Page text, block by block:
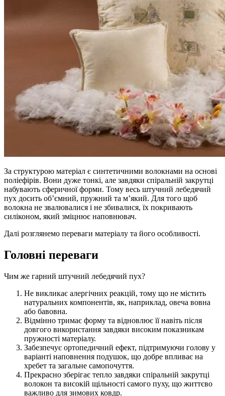
За структурою матеріал є синтетичними волокнами на основі
поліефірів. Вони дуже тонкі, але завдяки спіральній закрутці
набувають сферичної форми. Тому весь штучний лебедячий
пух досить об’ємний, пружний та м’який. Для того щоб
волокна не звалювалися і не збивалися, їх покривають
силіконом, який зміцнює наповнювач.
Далі розглянемо переваги матеріалу та його особливості.
Головні переваги
Чим же гарний штучний лебедячий пух?
Не викликає алергічних реакцій, тому що не містить
натуральних компонентів, як, наприклад, овеча вовна
або бавовна.
Відмінно тримає форму та відновлює її навіть після
довгого використання завдяки високим показникам
пружності матеріалу.
Забезпечує ортопедичний ефект, підтримуючи голову у
варіанті наповнення подушок, що добре впливає на
хребет та загальне самопочуття.
Прекрасно зберігає тепло завдяки спіральній закрутці
волокон та високій щільності самого пуху, що життєво
важливо для зимових ковдр.